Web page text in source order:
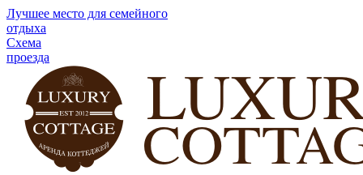
Лучшее место для семейного
отдыха
Схема
проезда